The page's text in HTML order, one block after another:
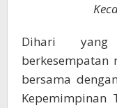
Dihari
berkesempatan
bersama
Kepemimpinan